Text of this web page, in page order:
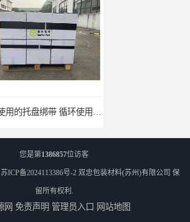
重复使用的托盘绑带 循环使用 固永包材
您是第1386857位访客
苏ICP备2024113386号-2 双忠包装材料(苏州)有限公司 保
留所有权利.
网 免责声明 管理员入口 网站地图